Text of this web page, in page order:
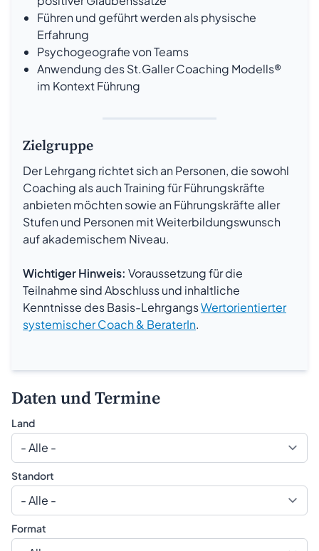
Führen und geführt werden als physische
Erfahrung
Psychogeografie von Teams
Anwendung des St.Galler Coaching Modells®
im Kontext Führung
Zielgruppe
Der Lehrgang richtet sich an Personen, die sowohl
Coaching als auch Training für Führungskräfte
anbieten möchten sowie an Führungskräfte aller
Stufen und Personen mit Weiterbildungswunsch
auf akademischem Niveau.
Wichtiger Hinweis: Voraussetzung für die
Teilnahme sind Abschluss und inhaltliche
Kenntnisse des Basis-LehrgangsWertorientierter
systemischer Coach & BeraterIn.
Daten und Termine
Land
Standort
Format